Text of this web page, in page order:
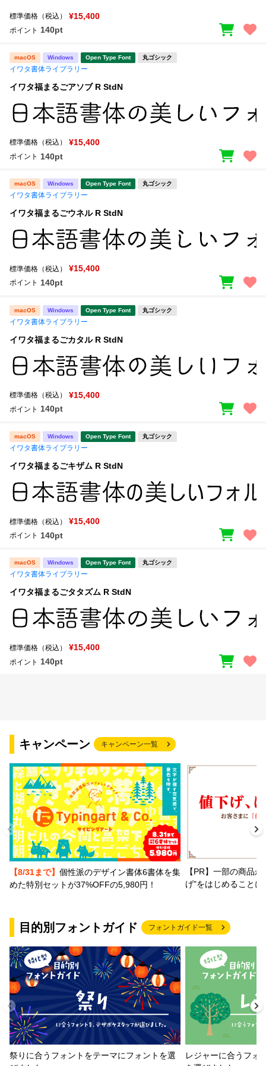
カート
マイページ
お気に入り
ご利用ガイド
よくあるご質問
お問い合わせ
明朝体
丸ゴシック
宋朝体
教科書体
草書体 勘亭流
太さ・ウェイト
セット or 単体
価格帯
〜
リセット
標準価格（税込） ¥15,400
ポイント 140pt
macOS Windows Open Type Font 丸ゴシック
イワタ書体ライブラリー
イワタ福まるごアソブ R StdN
標準価格（税込） ¥15,400
ポイント 140pt
macOS Windows Open Type Font 丸ゴシック
イワタ書体ライブラリー
イワタ福まるごウネル R StdN
標準価格（税込） ¥15,400
ポイント 140pt
macOS Windows Open Type Font 丸ゴシック
イワタ書体ライブラリー
イワタ福まるごカタル R StdN
標準価格（税込） ¥15,400
ポイント 140pt
macOS Windows Open Type Font 丸ゴシック
イワタ書体ライブラリー
イワタ福まるごキザム R StdN
標準価格（税込） ¥15,400
ポイント 140pt
macOS Windows Open Type Font 丸ゴシック
イワタ書体ライブラリー
イワタ福まるごタタズム R StdN
標準価格（税込） ¥15,400
ポイント 140pt
キャンペーン キャンペーン一覧
【8/31まで】 個性派のデザイン書体6書体を集
めた特別セットが37%OFFの5,980円！
【PR】一部の商品
げ"をはじめること
目的別フォントガイド フォントガイド一覧
祭りに合うフォントをテーマにフォントを選
レジャーに合うフォ